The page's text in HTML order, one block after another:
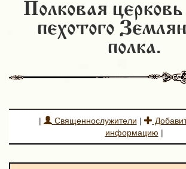
Полковая
пехотого
полка.
| Священнослужители |
информацию |